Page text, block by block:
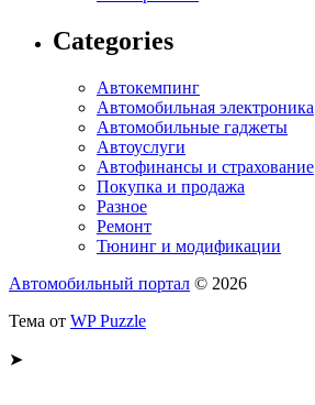
Categories
Автокемпинг
Автомобильная электроника
Автомобильные гаджеты
Автоуслуги
Автофинансы и страхование
Покупка и продажа
Разное
Ремонт
Тюнинг и модификации
Автомобильный портал © 2026
Тема от WP Puzzle
➤